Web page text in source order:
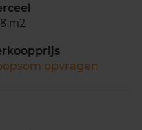
m2
opvragen